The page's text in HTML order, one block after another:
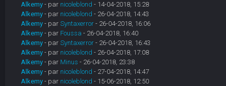
Alkemy - par nicoleblond - 14-04-2018, 15:28
Alkemy - par nicoleblond - 26-04-2018, 14:43
Alkemy - par Syntaxerror- 26-04-2018, 16:06
Alkemy - par Foussa - 26-04-2018, 16:40
Alkemy - par Syntaxerror- 26-04-2018, 16:43
Alkemy - par nicoleblond - 26-04-2018, 17:08
Alkemy - par Minus - 26-04-2018, 23:38
Alkemy - par nicoleblond - 27-04-2018, 14:47
Alkemy - par nicoleblond - 15-06-2018, 12:50